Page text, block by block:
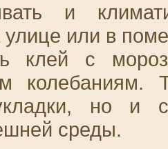
и
улице или в
клей с
колебаниям.
но и
среды.